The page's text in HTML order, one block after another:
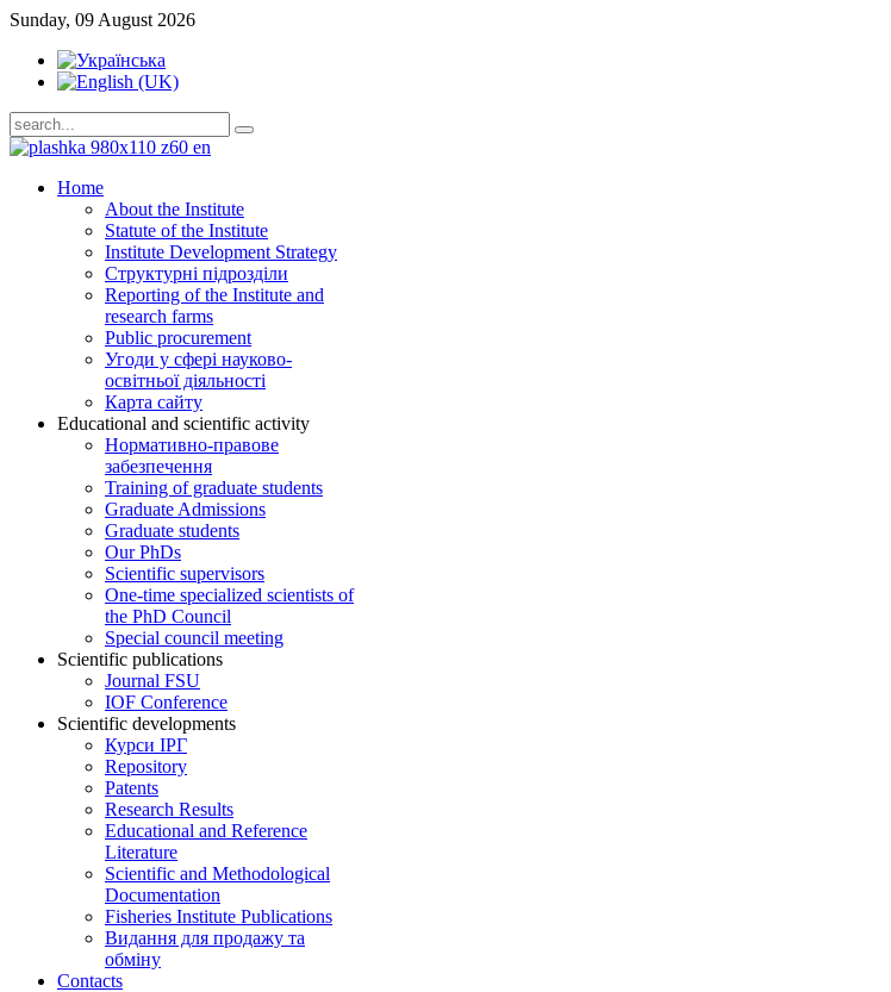
Sunday, 09 August 2026
Home
About the Institute
Statute of the Institute
Institute Development Strategy
Структурні підрозділи
Reporting of the Institute and
research farms
Public procurement
Угоди у сфері науково-
освітньої діяльності
Карта сайту
Educational and scientific activity
Нормативно-правове
забезпечення
Training of graduate students
Graduate Admissions
Graduate students
Our PhDs
Scientific supervisors
One-time specialized scientists of
the PhD Council
Special council meeting
Scientific publications
Journal FSU
IOF Conference
Scientific developments
Курси ІРГ
Repository
Patents
Research Results
Educational and Reference
Literature
Scientific and Methodological
Documentation
Fisheries Institute Publications
Видання для продажу та
обміну
Contacts